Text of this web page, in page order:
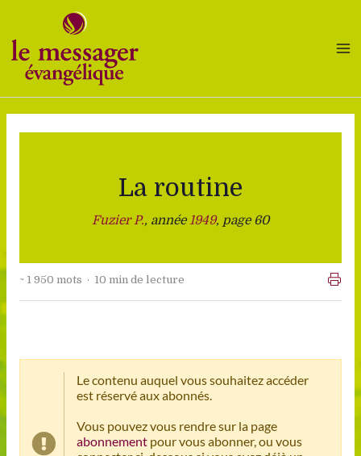
contenu
La routine
Fuzier P., année1949, page 60
~ 1 950 mots · 10 min de lecture
Le contenu auquel vous souhaitez accéder
est réservé aux abonnés.
Vous pouvez vous rendre sur la page
abonnementpour vous abonner, ou vous